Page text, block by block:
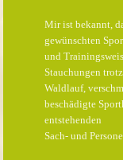
Mir ist bekannt,
gewünschten
und
Stauchungen
Waldlauf,
beschädigte
entstehenden
Sach- und